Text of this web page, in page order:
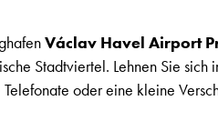
Václav Havel Airport
Stadtviertel. Lehnen Sie
oder eine kleine